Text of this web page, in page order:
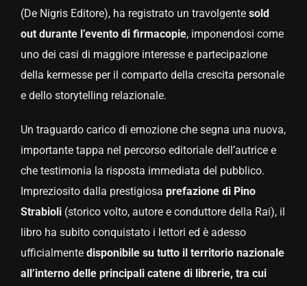
(De Nigris Editore), ha registrato un travolgente sold
out durante l’evento di firmacopie, imponendosi come
uno dei casi di maggiore interesse e partecipazione
della kermesse per il comparto della crescita personale
e dello storytelling relazionale.
Un traguardo carico di emozione che segna una nuova,
importante tappa nel percorso editoriale dell’autrice e
che testimonia la risposta immediata del pubblico.
Impreziosito dalla prestigiosa prefazione di Pino
Strabioli(storico volto, autore e conduttore della Rai), il
libro ha subito conquistato i lettori ed è adesso
ufficialmente disponibile su tutto il territorio nazionale
all’interno delle principali catene di librerie, tra cui